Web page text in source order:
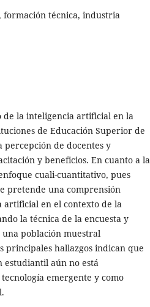
técnica, industria
de la inteligencia artificial en la
de Educación Superior de
percepción de docentes y
y beneficios. En cuanto a la
cuali-cuantitativo, pues
pretende una comprensión
artificial en el contexto de la
la técnica de la encuesta y
población muestral
principales hallazgos indican que
aún no está
emergente y como